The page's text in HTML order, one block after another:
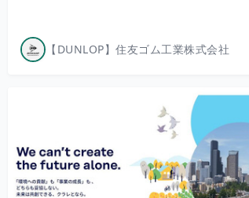
【DUNLOP】住友ゴム工業株式会社